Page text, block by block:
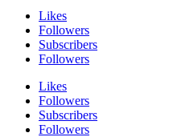
Likes
Followers
Subscribers
Followers
Likes
Followers
Subscribers
Followers